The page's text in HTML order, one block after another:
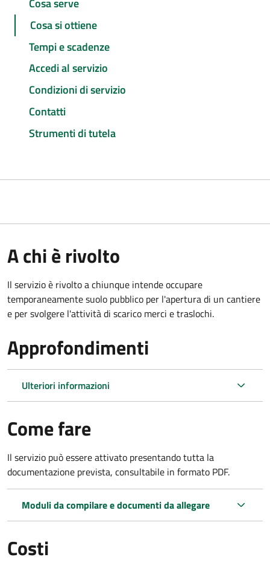
Cosa serve
Cosa si ottiene
Tempi e scadenze
Accedi al servizio
Condizioni di servizio
Contatti
Strumenti di tutela
A chi è rivolto
Il servizio è rivolto a chiunque intende occupare
temporaneamente suolo pubblico per l'apertura di un cantiere
e per svolgere l'attività di scarico merci e traslochi.
Approfondimenti
Ulteriori informazioni
Come fare
Il servizio può essere attivato presentando tutta la
documentazione prevista, consultabile in formato PDF.
Moduli da compilare e documenti da allegare
Costi